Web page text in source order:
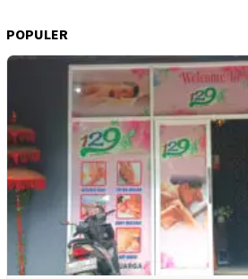
POPULER